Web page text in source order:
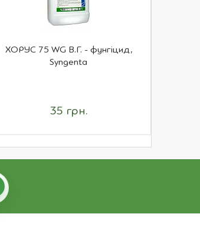
ХОРУС 75 WG В.Г. - фунгіцид,
Syngenta
35 грн.